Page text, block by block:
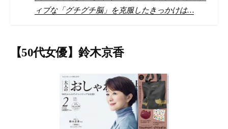
ィブな「グチグチ脳」を克服したきっかけは…
【50代女優】鈴木京香